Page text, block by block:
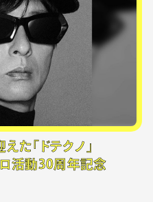
た「ドテクノ」
ロ活動30周年記念